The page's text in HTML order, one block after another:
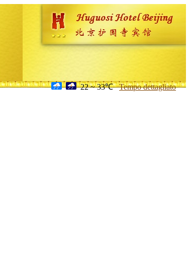
22 ~ 33℃ Tempo dettagliato